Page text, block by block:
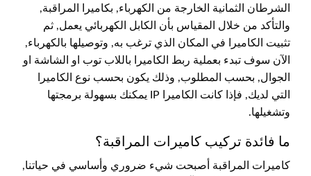
الشرطان الثمانية الخارجة من الكهرباء, بكاميرا المراقبة,
والتأكد من خلال المقياس بأن الكابل الكهربائي يعمل, ثم
تثبيت الكاميرا في المكان الذي ترغب به, وتوصيلها بالكهرباء,
الآن سوف تبدء بعملية ربط الكاميرا باللاب توب او الشاشة او
الجوال, بحسب المطلوب, وذلك يكون بحسب نوع الكاميرا
التي لديك, فإذا كانت الكاميرا IP يمكنك بسهولة برمجتها
وتشغيلها.
ما فائدة تركيب كاميرات المراقبة؟
كاميرات المراقبة أصبحت شيء ضروري وأساسي في حياتنا,